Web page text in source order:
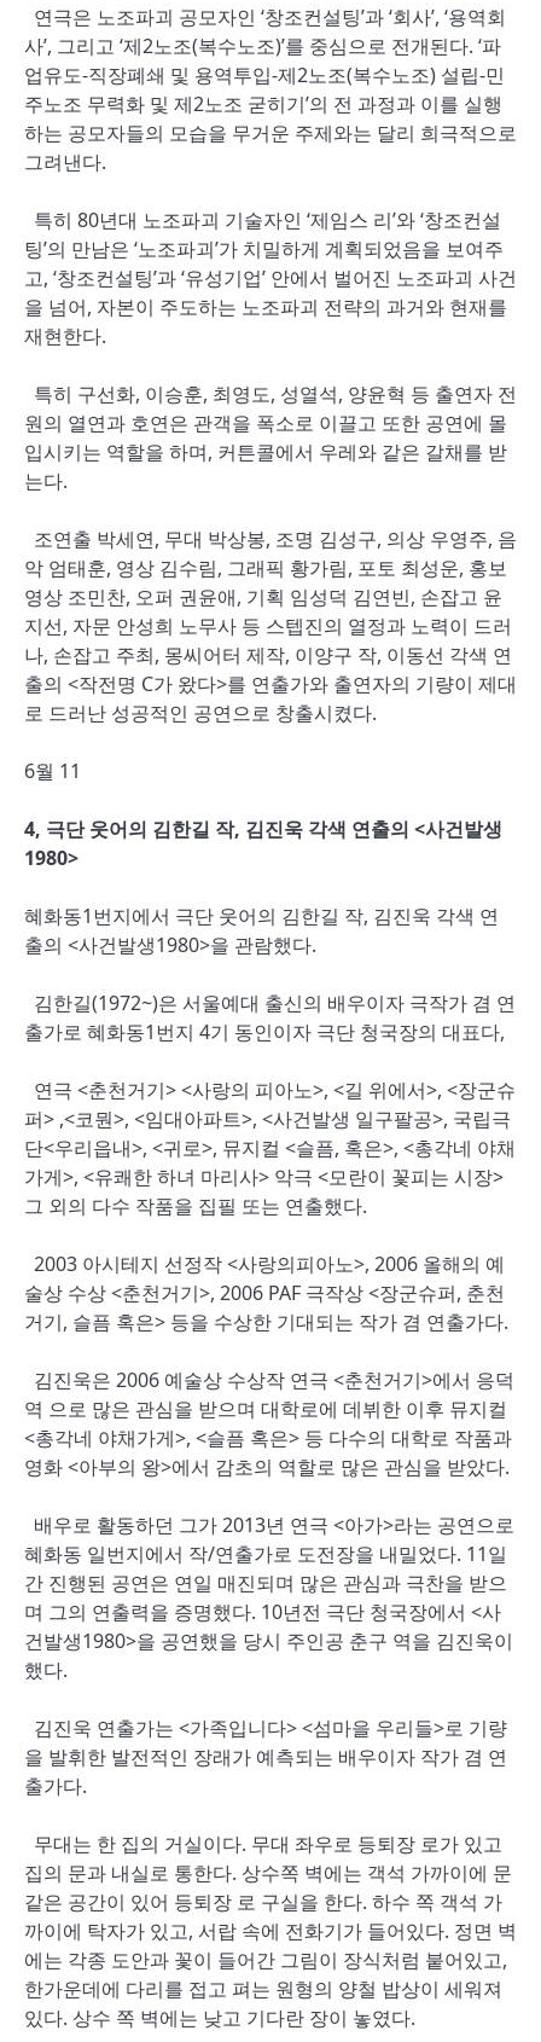
연극은 노조파괴 공모자인 ‘창조컨설팅’과 ‘회사’, ‘용역회
사’, 그리고 ‘제2노조(복수노조)’를 중심으로 전개된다. ‘파
업유도-직장폐쇄 및 용역투입-제2노조(복수노조) 설립-민
주노조 무력화 및 제2노조 굳히기’의 전 과정과 이를 실행
하는 공모자들의 모습을 무거운 주제와는 달리 희극적으로
그려낸다.
특히 80년대 노조파괴 기술자인 ‘제임스 리’와 ‘창조컨설
팅’의 만남은 ‘노조파괴’가 치밀하게 계획되었음을 보여주
고, ‘창조컨설팅’과 ‘유성기업’ 안에서 벌어진 노조파괴 사건
을 넘어, 자본이 주도하는 노조파괴 전략의 과거와 현재를
재현한다.
특히 구선화, 이승훈, 최영도, 성열석, 양윤혁 등 출연자 전
원의 열연과 호연은 관객을 폭소로 이끌고 또한 공연에 몰
입시키는 역할을 하며, 커튼콜에서 우레와 같은 갈채를 받
는다.
조연출 박세연, 무대 박상봉, 조명 김성구, 의상 우영주, 음
악 엄태훈, 영상 김수림, 그래픽 황가림, 포토 최성운, 홍보
영상 조민찬, 오퍼 권윤애, 기획 임성덕 김연빈, 손잡고 윤
지선, 자문 안성희 노무사 등 스텝진의 열정과 노력이 드러
나, 손잡고 주최, 몽씨어터 제작, 이양구 작, 이동선 각색 연
출의 <작전명 C가 왔다>를 연출가와 출연자의 기량이 제대
로 드러난 성공적인 공연으로 창출시켰다.
6월 11
4, 극단 웃어의 김한길 작, 김진욱 각색 연출의 <사건발생
1980>
혜화동1번지에서 극단 웃어의 김한길 작, 김진욱 각색 연
출의 <사건발생1980>을 관람했다.
김한길(1972~)은 서울예대 출신의 배우이자 극작가 겸 연
출가로 혜화동1번지 4기 동인이자 극단 청국장의 대표다,
연극 <춘천거기> <사랑의 피아노>, <길 위에서>, <장군슈
퍼> ,<코뭔>, <임대아파트>, <사건발생 일구팔공>, 국립극
단<우리읍내>, <귀로>, 뮤지컬 <슬픔, 혹은>, <총각네 야채
가게>, <유쾌한 하녀 마리사> 악극 <모란이 꽃피는 시장>
그 외의 다수 작품을 집필 또는 연출했다.
2003 아시테지 선정작 <사랑의피아노>, 2006 올해의 예
술상 수상 <춘천거기>, 2006 PAF 극작상 <장군슈퍼, 춘천
거기, 슬픔 혹은> 등을 수상한 기대되는 작가 겸 연출가다.
김진욱은 2006 예술상 수상작 연극 <춘천거기>에서 응덕
역 으로 많은 관심을 받으며 대학로에 데뷔한 이후 뮤지컬
<총각네 야채가게>, <슬픔 혹은> 등 다수의 대학로 작품과
영화 <아부의 왕>에서 감초의 역할로 많은 관심을 받았다.
배우로 활동하던 그가 2013년 연극 <아가>라는 공연으로
혜화동 일번지에서 작/연출가로 도전장을 내밀었다. 11일
간 진행된 공연은 연일 매진되며 많은 관심과 극찬을 받으
며 그의 연출력을 증명했다. 10년전 극단 청국장에서 <사
건발생1980>을 공연했을 당시 주인공 춘구 역을 김진욱이
했다.
김진욱 연출가는 <가족입니다> <섬마을 우리들>로 기량
을 발휘한 발전적인 장래가 예측되는 배우이자 작가 겸 연
출가다.
무대는 한 집의 거실이다. 무대 좌우로 등퇴장 로가 있고
집의 문과 내실로 통한다. 상수쪽 벽에는 객석 가까이에 문
같은 공간이 있어 등퇴장 로 구실을 한다. 하수 쪽 객석 가
까이에 탁자가 있고, 서랍 속에 전화기가 들어있다. 정면 벽
에는 각종 도안과 꽃이 들어간 그림이 장식처럼 붙어있고,
한가운데에 다리를 접고 펴는 원형의 양철 밥상이 세워져
있다. 상수 쪽 벽에는 낮고 기다란 장이 놓였다.